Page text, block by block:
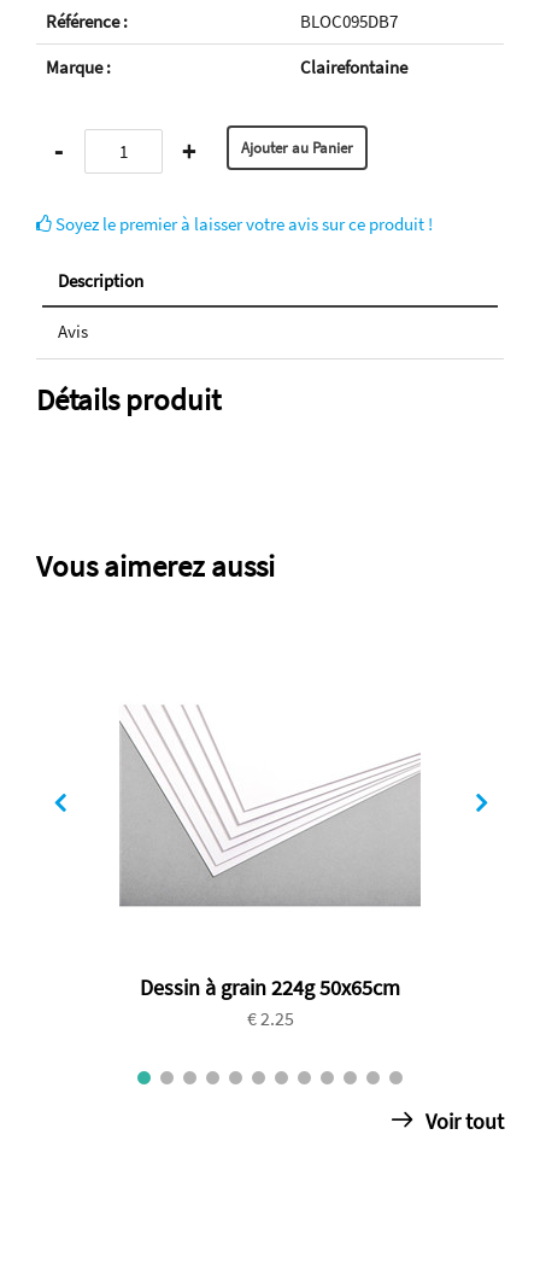
Référence :
BLOC095DB7
Marque :
Clairefontaine
- +
Soyez le premier à laisser votre avis sur ce produit !
Description
Avis
Détails produit
Vous aimerez aussi
Dessin à grain 224g 50x65cm
€ 2.25
Voir tout